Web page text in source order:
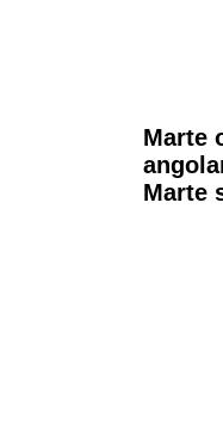
Marte
Marte